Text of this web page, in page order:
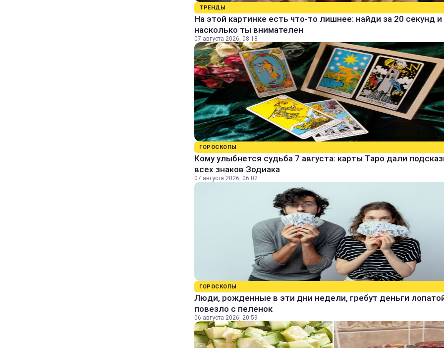
ТРЕНДЫ
На этой картинке есть что-то лишнее: найди за 20 секунд и
насколько ты внимателен
07 августа 2026, 08:18
ГОРОСКОПЫ
Кому улыбнется судьба 7 августа: карты Таро дали
всех знаков Зодиака
07 августа 2026, 06:02
ГОРОСКОПЫ
Люди, рожденные в эти дни недели, гребут деньги
повезло с пеленок
06 августа 2026, 20:59